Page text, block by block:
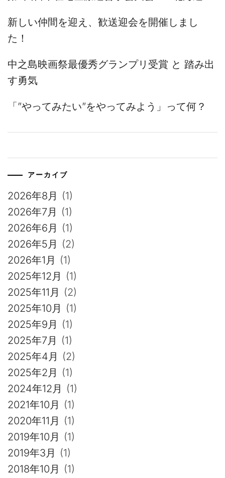
新しい仲間を迎え、歓送迎会を開催しまし
た！
中之島映画祭最優秀グランプリ受賞 と 踏み出
す勇気
「”やってみたい”をやってみよう」って何？
アーカイブ
2026年8月 (1)
2026年7月 (1)
2026年6月 (1)
2026年5月 (2)
2026年1月 (1)
2025年12月 (1)
2025年11月 (2)
2025年10月 (1)
2025年9月 (1)
2025年7月 (1)
2025年4月 (2)
2025年2月 (1)
2024年12月 (1)
2021年10月 (1)
2020年11月 (1)
2019年10月 (1)
2019年3月 (1)
2018年10月 (1)